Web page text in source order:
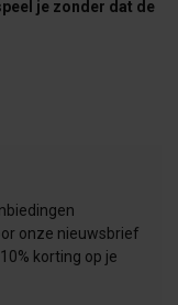
je zonder dat de
onze nieuwsbrief
korting op je